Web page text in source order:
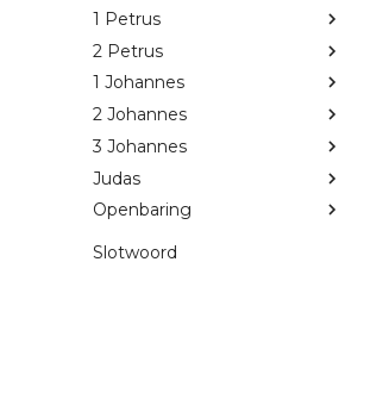
1 Petrus
2 Petrus
1 Johannes
2 Johannes
3 Johannes
Judas
Openbaring
Slotwoord